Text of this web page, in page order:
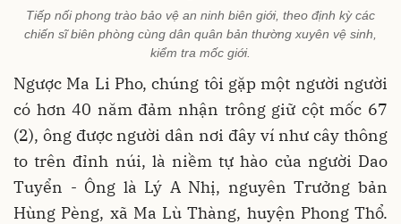
Tiếp nối phong trào bảo vệ an ninh biên giới, theo định kỳ các
chiến sĩ biên phòng cùng dân quân bản thường xuyên vệ sinh,
kiểm tra mốc giới.
Ngược Ma Li Pho, chúng tôi gặp một người người
có hơn 40 năm đảm nhận trông giữ cột mốc 67
(2), ông được người dân nơi đây ví như cây thông
to trên đỉnh núi, là niềm tự hào của người Dao
Tuyển - Ông là Lý A Nhị, nguyên Trưởng bản
Hùng Pèng, xã Ma Lù Thàng, huyện Phong Thổ.